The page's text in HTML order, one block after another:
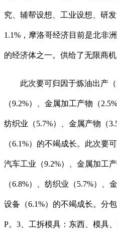
究、辅帮设想、工业设想、研
1.1%，摩洛哥经济目前是北非
的经济体之一。供给了无限商机
此次要可归因于炼油出产（
（9.2%）、金属加工产物（
纺织业（5.7%）、金属产物（
（6.1%）的不竭成长。此次要
汽车工业（9.2%）、金属加工
（6.8%）、纺织业（5.7%）、
设备（6.1%）的不竭成长。分
P。3、工拆模具：东西、模具